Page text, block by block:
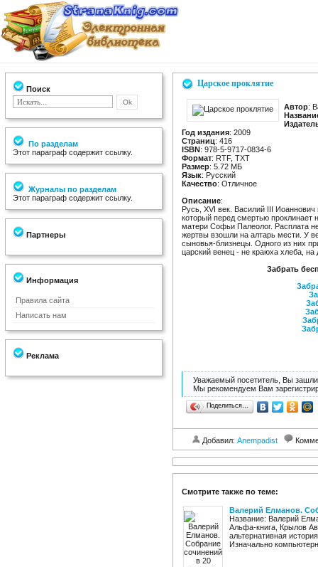
Поиск
По разделам
Этот параграф содержит ссылку.
Журналы по разделам
Этот параграф содержит ссылку.
Партнеры
Информация
Правила сайта
Написать нам
Реклама
Царское проклятие
Автор:
Год издания: 2009
Страниц: 416
ISBN: 978-5-9717-0834-6
Формат: RTF, TXT
Размер: 5.72 МБ
Язык: Русский
Качество: Отличное
Описание:
Русь, XVI век. Василий III
который перед смертью проклинает
матери Софьи Палеолог. Расплата
жертвы взошли на алтарь мести. У
сыновья-близнецы. Одного из них
царский венец - не краюха хлеба, на
Забрать
Уважаемый посетитель, Вы зашли
Мы рекомендуем Вам
Поделиться…
Добавил: Anempadist
Смотрите также по теме:
Валерий Елманов.
Название: Валерий
Альфа-книга, Крылов
альтернативная
Изначально